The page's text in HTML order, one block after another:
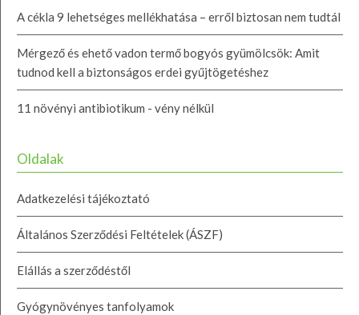
A cékla 9 lehetséges mellékhatása – erről biztosan nem tudtál
Mérgező és ehető vadon termő bogyós gyümölcsök: Amit
tudnod kell a biztonságos erdei gyűjtögetéshez
11 növényi antibiotikum - vény nélkül
Oldalak
Adatkezelési tájékoztató
Általános Szerződési Feltételek (ÁSZF)
Elállás a szerződéstől
Gyógynövényes tanfolyamok